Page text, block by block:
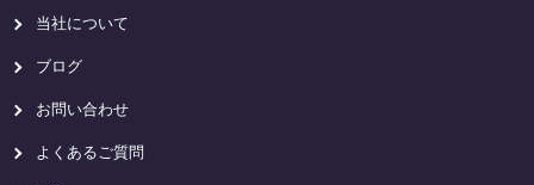
当社について
ブログ
お問い合わせ
よくあるご質問